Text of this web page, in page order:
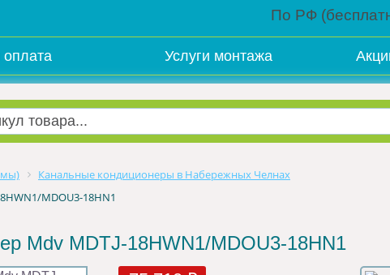
По РФ
оплата Услуги монтажа
Канальные кондиционеры в Набережных Челнах
MDOU3-18HN1
Mdv MDTJ-18HWN1/MDOU3-18HN1